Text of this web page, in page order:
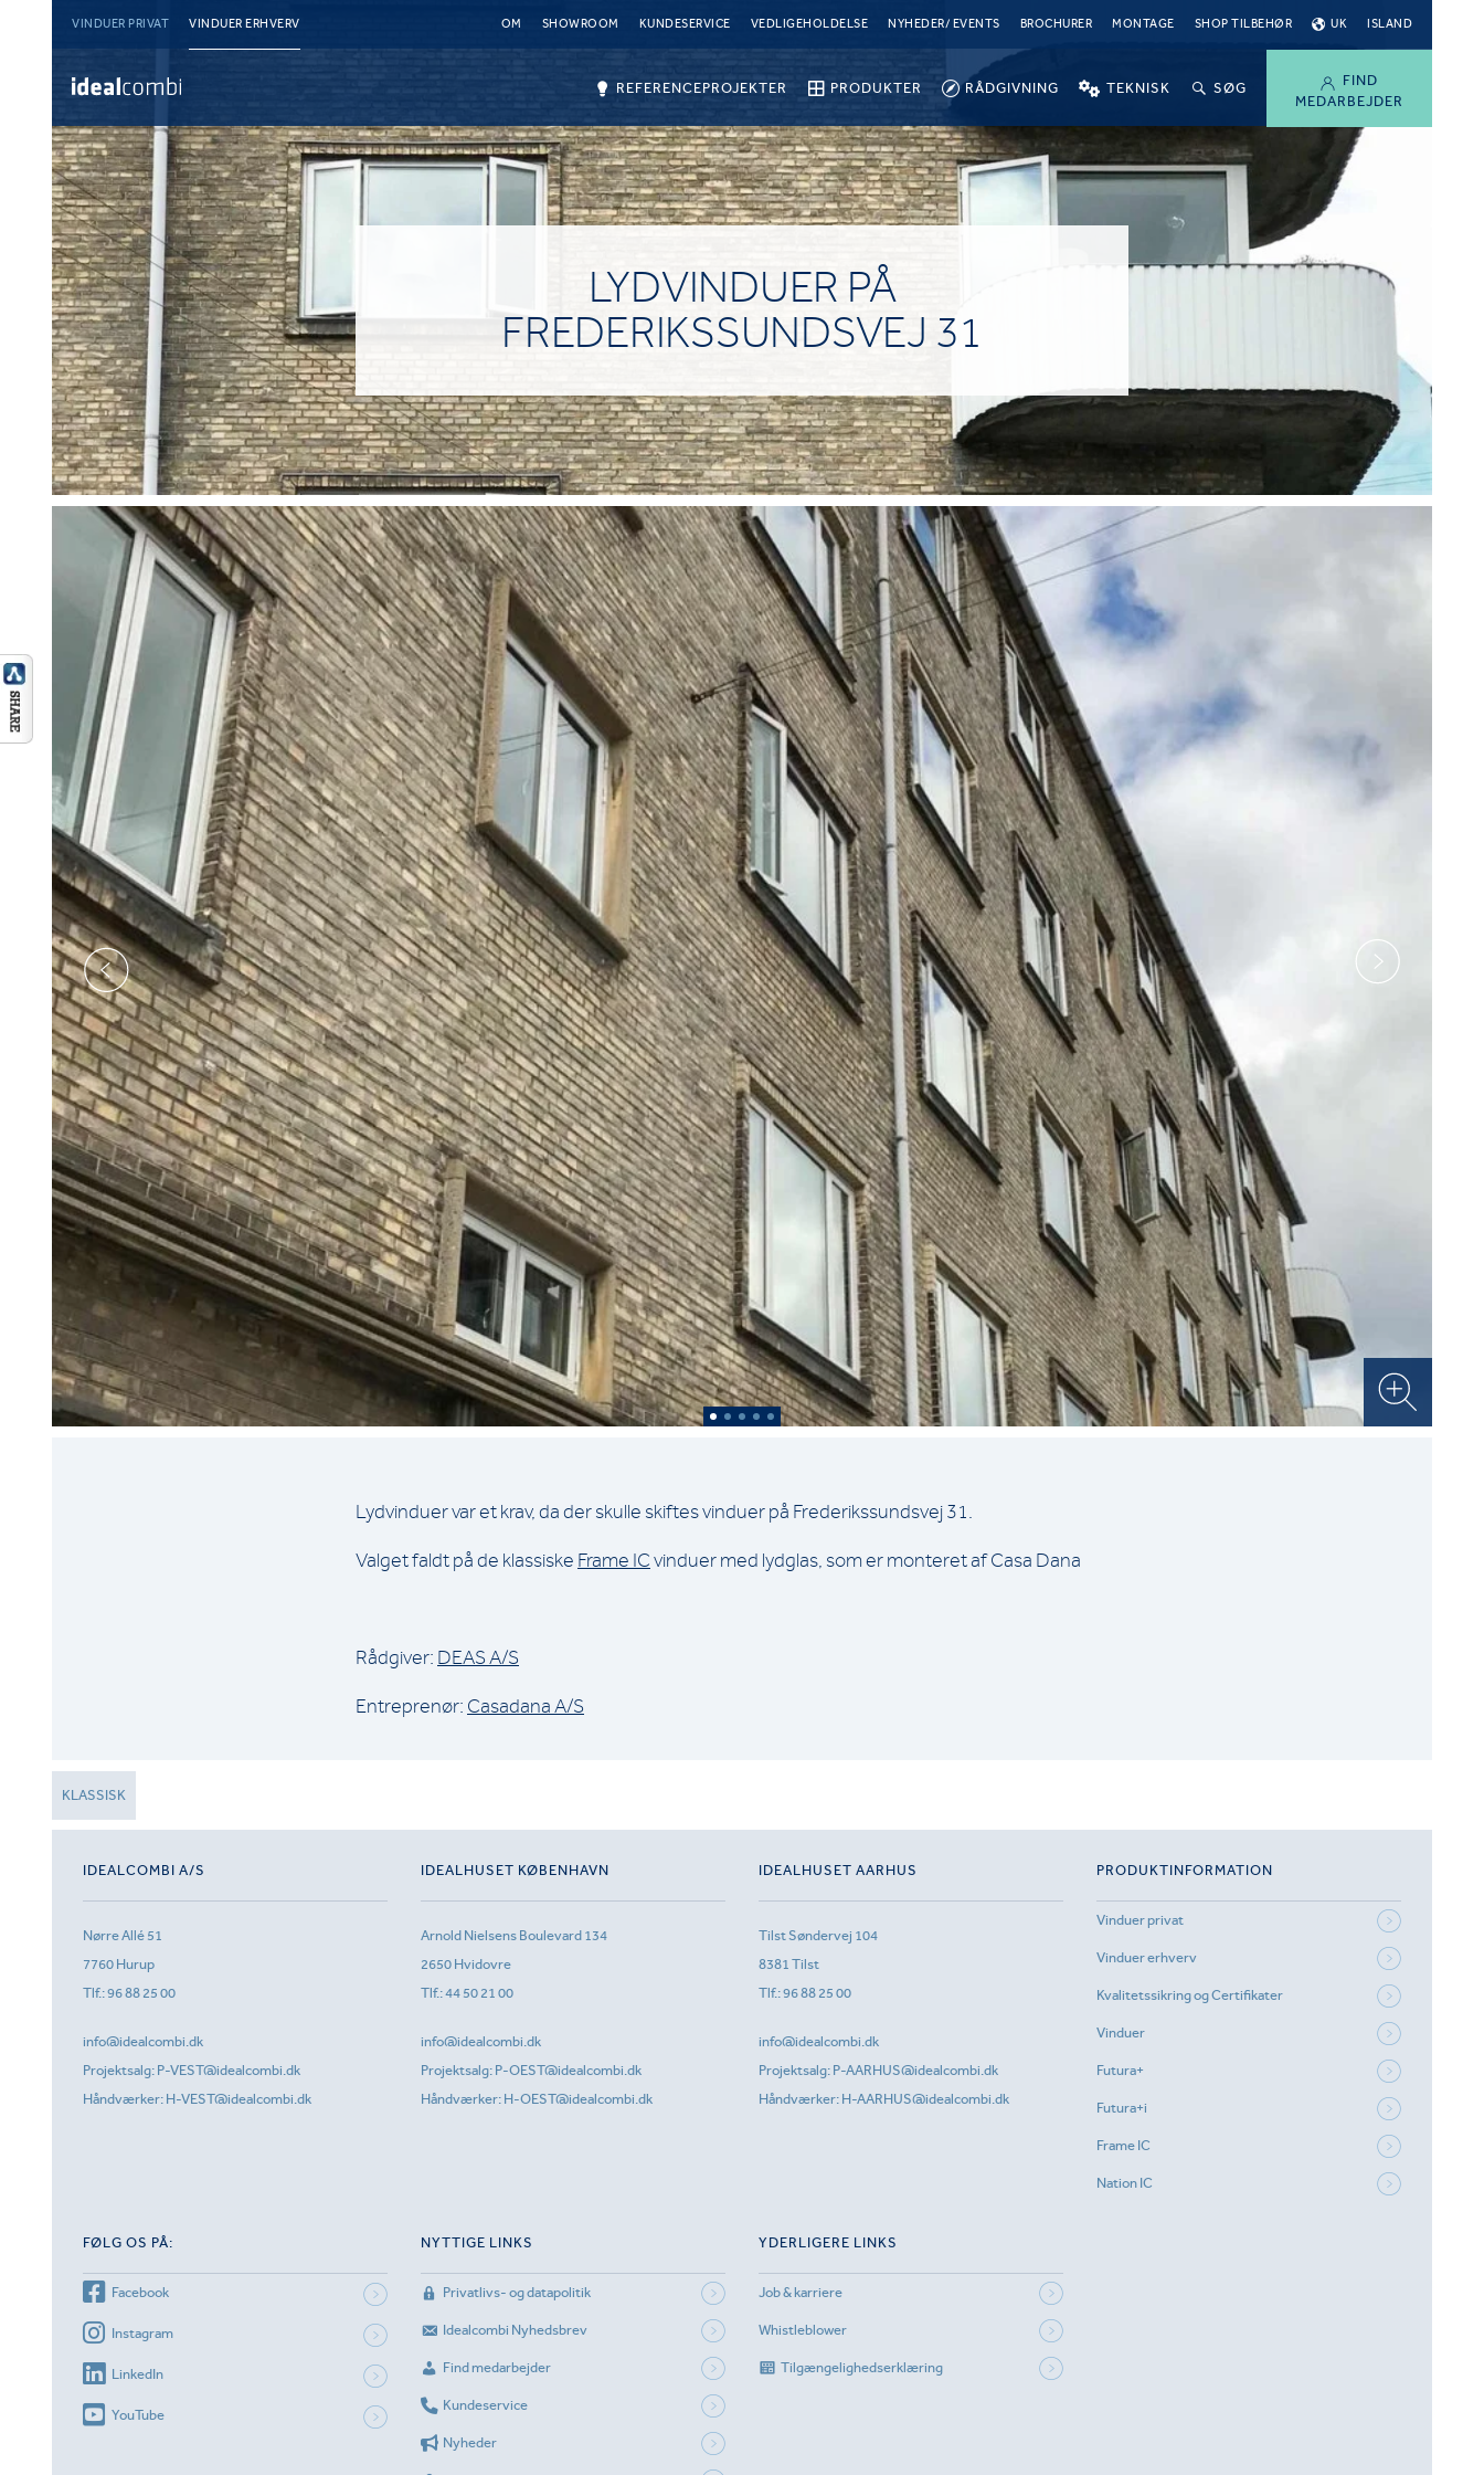
VINDUER PRIVAT VINDUER ERHVERV OM SHOWROOM KUNDESERVICE VEDLIGEHOLDELSE NYHEDER/ EVENTS BROCHURER MONTAGE SHOP TILBEHØR UK ISLAND
FIND
MEDARBEJDER
REFERENCEPROJEKTER PRODUKTER RÅDGIVNING TEKNISK SØG
LYDVINDUER PÅ
FREDERIKSSUNDSVEJ 31
Lydvinduer var et krav, da der skulle skiftes vinduer på Frederikssundsvej 31.
Valget faldt på de klassiske Frame IC vinduer med lydglas, som er monteret af Casa Dana
Rådgiver: DEAS A/S
Entreprenør: Casadana A/S
KLASSISK
IDEALCOMBI A/S
Nørre Allé 51
7760 Hurup
Tlf.:96 88 25 00
info@idealcombi.dk
Projektsalg: P-VEST@idealcombi.dk
Håndværker: H-VEST@idealcombi.dk
IDEALHUSET KØBENHAVN
Arnold Nielsens Boulevard 134
2650 Hvidovre
Tlf.:44 50 21 00
info@idealcombi.dk
Projektsalg: P-OEST@idealcombi.dk
Håndværker: H-OEST@idealcombi.dk
IDEALHUSET AARHUS
Tilst Søndervej 104
8381 Tilst
Tlf.:96 88 25 00
info@idealcombi.dk
Projektsalg: P-AARHUS@idealcombi.dk
Håndværker: H-AARHUS@idealcombi.dk
PRODUKTINFORMATION
Vinduer privat
Vinduer erhverv
Kvalitetssikring og Certifikater
Vinduer
Futura+
Futura+i
Frame IC
Nation IC
FØLG OS PÅ:
Facebook
Instagram
LinkedIn
YouTube
NYTTIGE LINKS
Privatlivs- og datapolitik
Idealcombi Nyhedsbrev
Find medarbejder
Kundeservice
Nyheder
YDERLIGERE LINKS
Job & karriere
Whistleblower
Tilgængelighedserklæring